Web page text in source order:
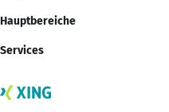
Hauptbereiche
Services